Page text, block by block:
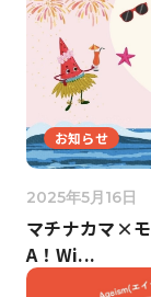
お知らせ
2025年5月16日
マチナカマ×
A！Wi...